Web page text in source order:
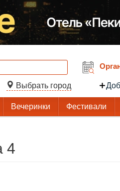
Выбрать город
Вечеринки Фестивали
4